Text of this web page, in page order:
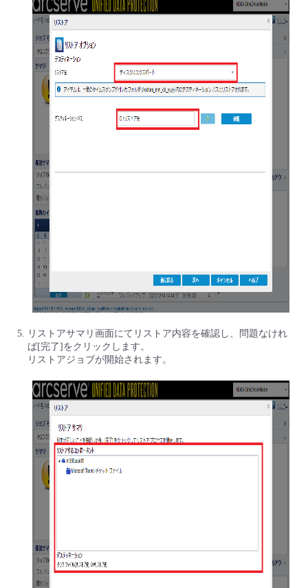
リストアサマリ画面にてリストア内容を確認し、問題なけれ
ば[完了]をクリックします。
リストアジョブが開始されます。